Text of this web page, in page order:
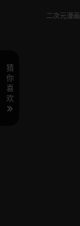
二次元漫画
猜
你
喜
欢